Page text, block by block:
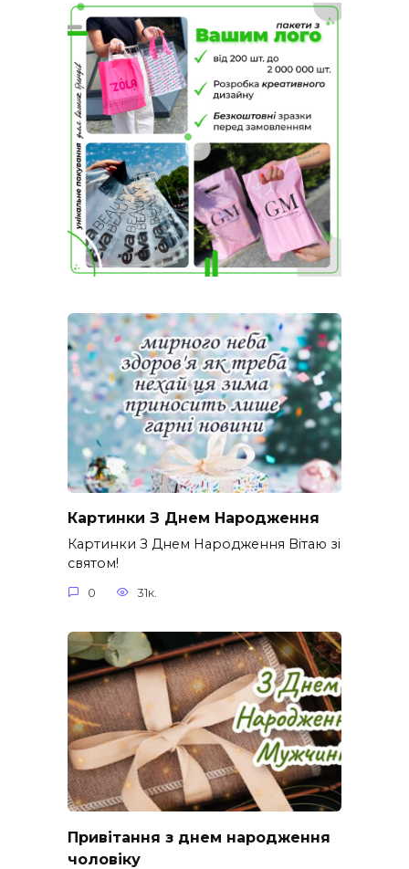
Картинки З Днем Народження
Картинки З Днем Народження Вітаю зі
святом!
0 31к.
Привітання з днем народження
чоловіку